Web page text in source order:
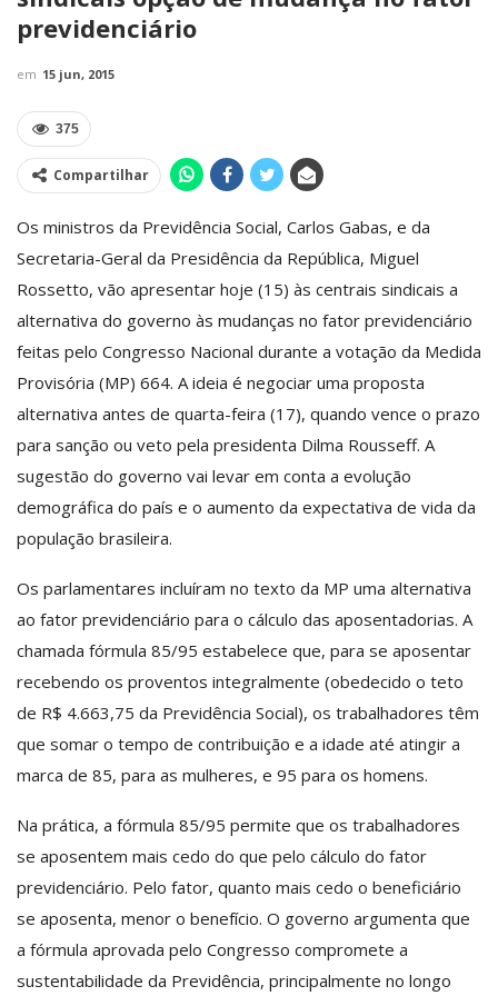
previdenciário
em 15 jun, 2015
375
Compartilhar
Os ministros da Previdência Social, Carlos Gabas, e da
Secretaria-Geral da Presidência da República, Miguel
Rossetto, vão apresentar hoje (15) às centrais sindicais a
alternativa do governo às mudanças no fator previdenciário
feitas pelo Congresso Nacional durante a votação da Medida
Provisória (MP) 664. A ideia é negociar uma proposta
alternativa antes de quarta-feira (17), quando vence o prazo
para sanção ou veto pela presidenta Dilma Rousseff. A
sugestão do governo vai levar em conta a evolução
demográfica do país e o aumento da expectativa de vida da
população brasileira.
Os parlamentares incluíram no texto da MP uma alternativa
ao fator previdenciário para o cálculo das aposentadorias. A
chamada fórmula 85/95 estabelece que, para se aposentar
recebendo os proventos integralmente (obedecido o teto
de R$ 4.663,75 da Previdência Social), os trabalhadores têm
que somar o tempo de contribuição e a idade até atingir a
marca de 85, para as mulheres, e 95 para os homens.
Na prática, a fórmula 85/95 permite que os trabalhadores
se aposentem mais cedo do que pelo cálculo do fator
previdenciário. Pelo fator, quanto mais cedo o beneficiário
se aposenta, menor o benefício. O governo argumenta que
a fórmula aprovada pelo Congresso compromete a
sustentabilidade da Previdência, principalmente no longo